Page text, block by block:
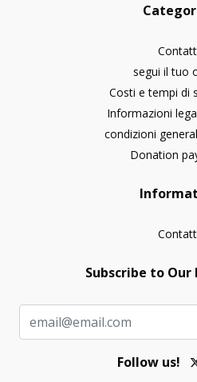
segui il tuo
Costi e tempi di
Informazioni
condizioni
Donation
Subscribe to
Follow us!